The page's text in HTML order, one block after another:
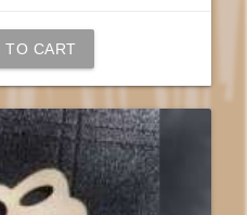
TO CART